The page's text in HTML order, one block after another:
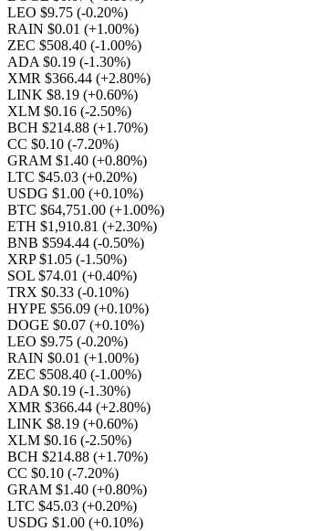
LEO $9.75 (-0.20%)
RAIN $0.01 (+1.00%)
ZEC $508.40 (-1.00%)
ADA $0.19 (-1.30%)
XMR $366.44 (+2.80%)
LINK $8.19 (+0.60%)
XLM $0.16 (-2.50%)
BCH $214.88 (+1.70%)
CC $0.10 (-7.20%)
GRAM $1.40 (+0.80%)
LTC $45.03 (+0.20%)
USDG $1.00 (+0.10%)
BTC $64,751.00 (+1.00%)
ETH $1,910.81 (+2.30%)
BNB $594.44 (-0.50%)
XRP $1.05 (-1.50%)
SOL $74.01 (+0.40%)
TRX $0.33 (-0.10%)
HYPE $56.09 (+0.10%)
DOGE $0.07 (+0.10%)
LEO $9.75 (-0.20%)
RAIN $0.01 (+1.00%)
ZEC $508.40 (-1.00%)
ADA $0.19 (-1.30%)
XMR $366.44 (+2.80%)
LINK $8.19 (+0.60%)
XLM $0.16 (-2.50%)
BCH $214.88 (+1.70%)
CC $0.10 (-7.20%)
GRAM $1.40 (+0.80%)
LTC $45.03 (+0.20%)
USDG $1.00 (+0.10%)